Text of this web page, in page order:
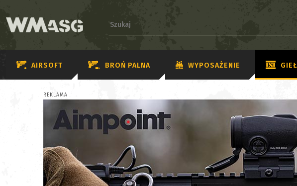
AIRSOFT BROŃ PALNA WYPOSAŻENIE
REKLAMA